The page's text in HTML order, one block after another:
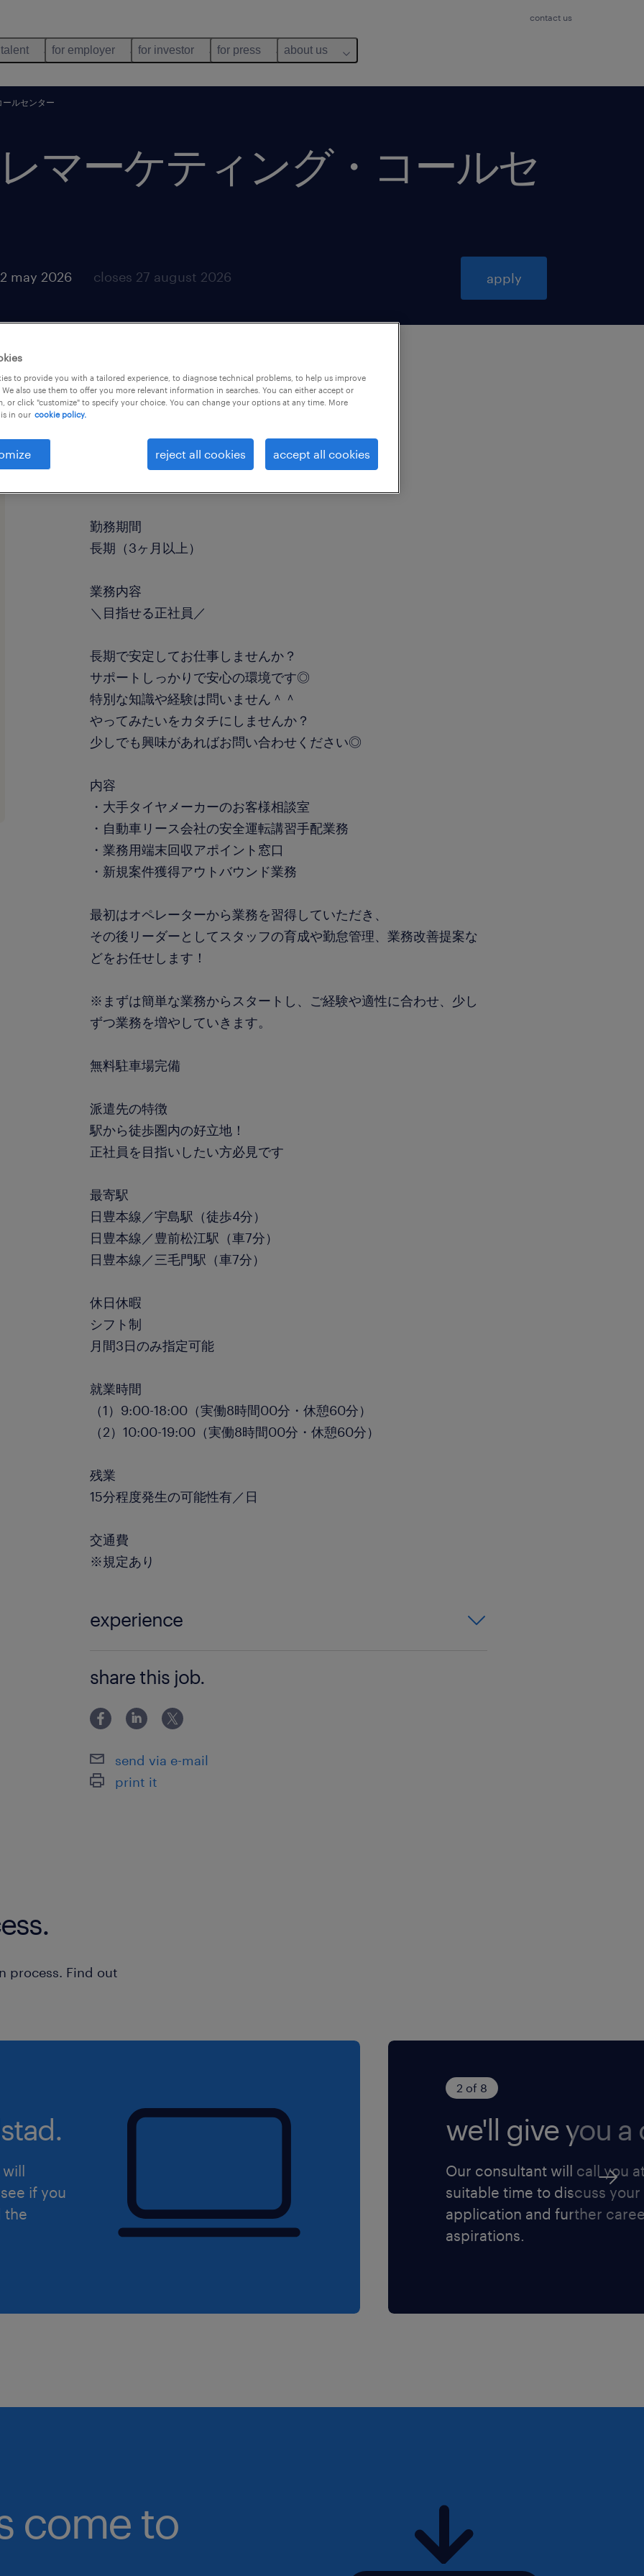
contact us
for employer for investor for press about us
ルセンター
マーケティング・コールセ
may 2026 closes 27 august 2026 apply
勤務期間
長期（3ヶ月以上）
業務内容
＼目指せる正社員／
長期で安定してお仕事しませんか？
サポートしっかりで安心の環境です◎
特別な知識や経験は問いません＾＾
やってみたいをカタチにしませんか？
少しでも興味があればお問い合わせください◎
内容
・大手タイヤメーカーのお客様相談室
・自動車リース会社の安全運転講習手配業務
・業務用端末回収アポイント窓口
・新規案件獲得アウトバウンド業務
最初はオペレーターから業務を習得していただき、
その後リーダーとしてスタッフの育成や勤怠管理、業務改善提案な
どをお任せします！
※まずは簡単な業務からスタートし、ご経験や適性に合わせ、少し
ずつ業務を増やしていきます。
無料駐車場完備
派遣先の特徴
駅から徒歩圏内の好立地！
正社員を目指いしたい方必見です
最寄駅
日豊本線／宇島駅（徒歩4分）
日豊本線／豊前松江駅（車7分）
日豊本線／三毛門駅（車7分）
休日休暇
シフト制
月間3日のみ指定可能
就業時間
（1）9:00-18:00（実働8時間00分・休憩60分）
（2）10:00-19:00（実働8時間00分・休憩60分）
残業
15分程度発生の可能性有／日
交通費
※規定あり
experience
share this job.
send via e-mail
print it
process. Find out
will
if you
the
2 of 8
we'll give you a
Our consultant will call you
suitable time to discuss your
application and further
aspirations.
come to
to provide you with a tailored experience, to diagnose technical problems, to help us improve
also use them to offer you more relevant information in searches. You can either accept or
or click "customize" to specify your choice. You can change your options at any time. More
in our cookie policy.
reject all cookies accept all cookies